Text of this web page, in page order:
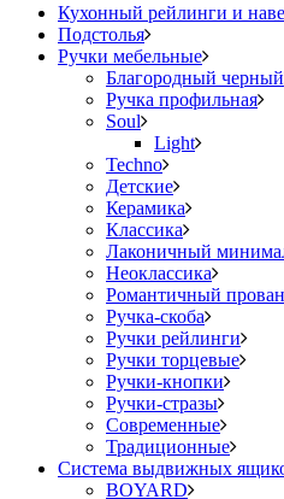
Кухонный рейлинги и
Подстолья
Ручки мебельные
Благородный черный
Ручка профильная
Soul
Light
Techno
Детские
Керамика
Классика
Лаконичный
Неоклассика
Романтичный
Ручка-скоба
Ручки рейлинги
Ручки торцевые
Ручки-кнопки
Ручки-стразы
Современные
Традиционные
Система выдвижных
BOYARD